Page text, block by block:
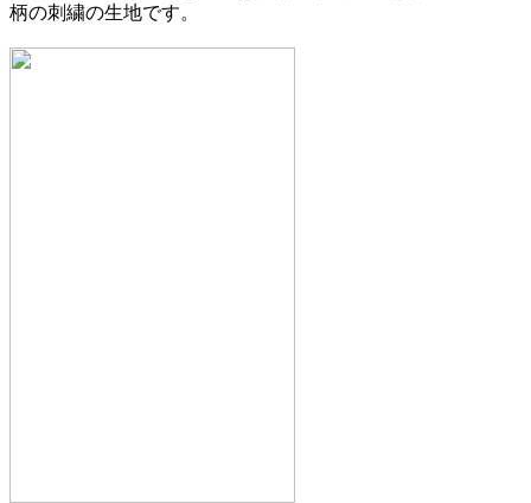
柄の刺繍の生地です。